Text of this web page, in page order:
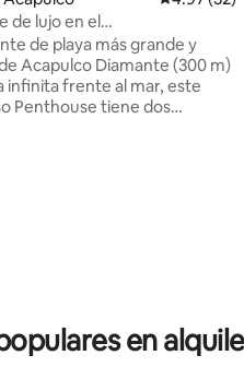
de 5, 186 reseñas
de lujo en el
más grande y
m)
infinita frente al mar, este
Penthouse tiene dos
en